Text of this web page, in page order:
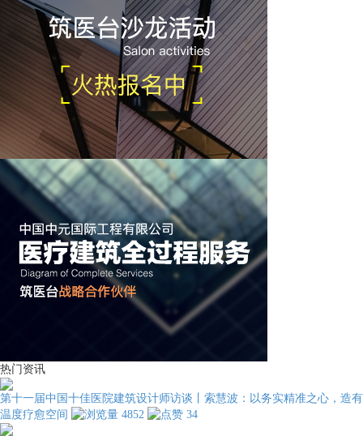
热门资讯
第十一届中国十佳医院建筑设计师访谈丨索慧波：以务实精准之心，造有
温度疗愈空间
4852 34